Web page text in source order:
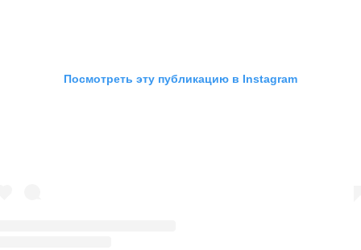
Посмотреть эту публикацию в Instagram